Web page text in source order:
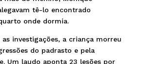
tê-lo encontrado
onde dormia.
investigações, a criança morreu
do padrasto e pela
Um laudo aponta 23 lesões por